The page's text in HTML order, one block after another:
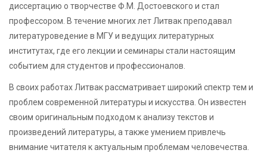
диссертацию о творчестве Ф.М. Достоевского и стал
профессором. В течение многих лет Литвак преподавал
литературоведение в МГУ и ведущих литературных
институтах, где его лекции и семинары стали настоящим
событием для студентов и профессионалов.
В своих работах Литвак рассматривает широкий спектр тем и
проблем современной литературы и искусства. Он известен
своим оригинальным подходом к анализу текстов и
произведений литературы, а также умением привлечь
внимание читателя к актуальным проблемам человечества.